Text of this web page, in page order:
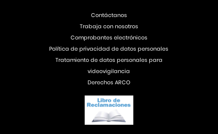
Contáctanos
Trabaja con nosotros
Comprobantes electrónicos
Política de privacidad de datos personales
Tratamiento de datos personales para
videovigilancia
Derechos ARCO